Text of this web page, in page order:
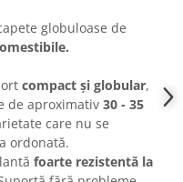
globuloase de
compact și globular,
de aproximativ 30 - 35
care nu se
ordonată.
foarte rezistentă la